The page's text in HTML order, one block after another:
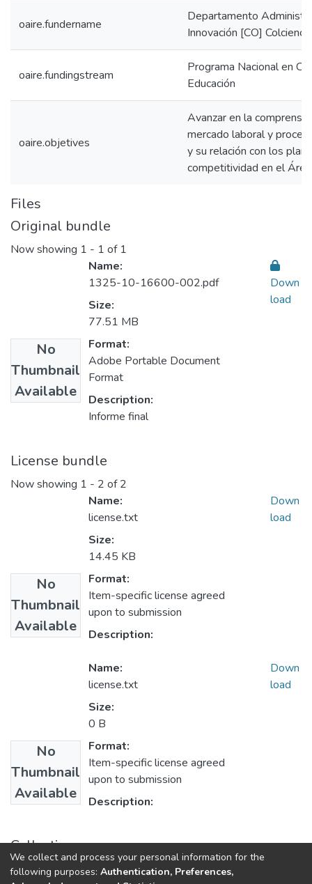
oaire.fundername
Departamento
Innovación [CO]
oaire.fundingstream
Programa Nacional en
Educación
oaire.objetives
Avanzar en la
mercado laboral y
y su relación con los
competitividad en el
Files
Original bundle
Now showing 1 - 1 of 1
No
Thumbnail
Available
Name:
1325-10-16600-002.pdf
Size:
77.51 MB
Format:
Adobe Portable Document
Format
Description:
Informe final
Down
load
License bundle
Now showing 1 - 2 of 2
No
Thumbnail
Available
Name:
license.txt
Size:
14.45 KB
Format:
Item-specific license agreed
upon to submission
Description:
Down
load
No
Thumbnail
Available
Name:
license.txt
Size:
0 B
Format:
Item-specific license agreed
upon to submission
Description:
Down
load
Collections
1.1.2. Informes Finales
We collect and process your personal information for the
following purposes: Authentication, Preferences,